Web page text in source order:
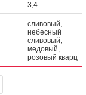
3,4
сливовый,
небесный
сливовый,
медовый,
розовый кварц